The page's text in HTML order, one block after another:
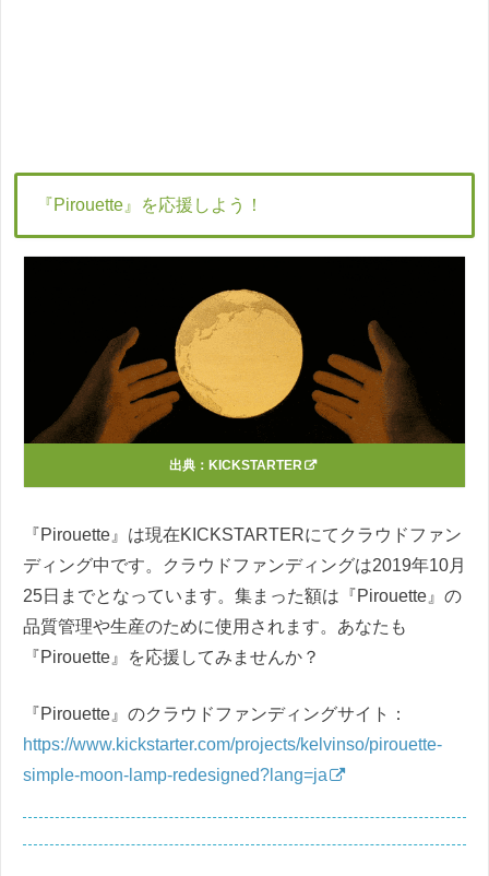
『Pirouette』を応援しよう！
出典： KICKSTARTER
『Pirouette』は現在KICKSTARTERにてクラウドファン
ディング中です。クラウドファンディングは2019年10月
25日までとなっています。集まった額は『Pirouette』の
品質管理や生産のために使用されます。あなたも
『Pirouette』を応援してみませんか？
『Pirouette』のクラウドファンディングサイト：
https://www.kickstarter.com/projects/kelvinso/pirouette-
simple-moon-lamp-redesigned?lang=ja